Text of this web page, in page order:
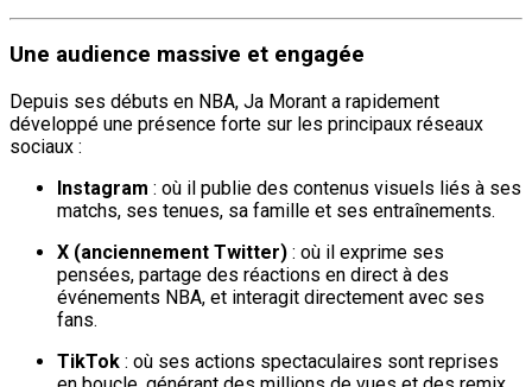
Une audience massive et engagée
Depuis ses débuts en NBA, Ja Morant a rapidement
développé une présence forte sur les principaux réseaux
sociaux :
Instagram : où il publie des contenus visuels liés à ses
matchs, ses tenues, sa famille et ses entraînements.
X (anciennement Twitter) : où il exprime ses
pensées, partage des réactions en direct à des
événements NBA, et interagit directement avec ses
fans.
TikTok : où ses actions spectaculaires sont reprises